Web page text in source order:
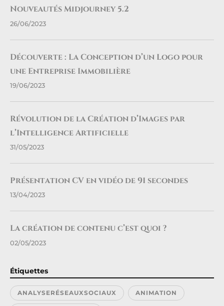
Nouveautés Midjourney 5.2
26/06/2023
Découverte : La Conception d’un Logo pour
une Entreprise Immobilière
19/06/2023
Révolution de la Création d’Images par
l’Intelligence Artificielle
31/05/2023
Présentation CV en vidéo de 91 secondes
13/04/2023
La création de contenu c’est quoi ?
02/05/2023
Étiquettes
ANALYSERÉSEAUXSOCIAUX ANIMATION